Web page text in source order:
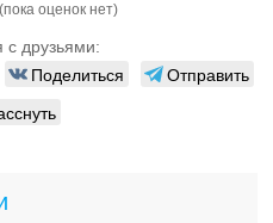
(пока оценок нет)
с друзьями:
Поделиться
Отправить